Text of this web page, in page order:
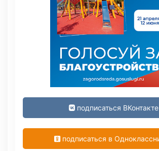
подписаться ВКонтакте
подписаться в